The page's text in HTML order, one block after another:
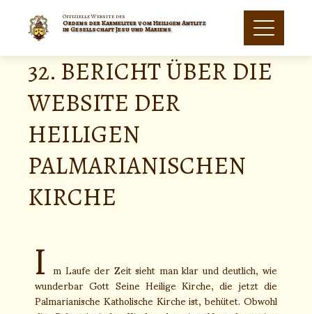
Offizielle Website des
Ordens der Karmeliter vom Heiligen Antlitz
in Gesellschaft Jesu und Mariens
32. BERICHT ÜBER DIE
WEBSITE DER
HEILIGEN
PALMARIANISCHEN
KIRCHE
I m Laufe der Zeit sieht man klar und deutlich, wie
wunderbar Gott Seine Heilige Kirche, die jetzt die
Palmarianische Katholische Kirche ist, behütet. Obwohl